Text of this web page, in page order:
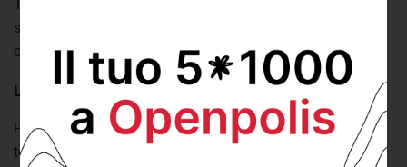
Tra il 3% e il 4% degli abitanti di
soggetti al rischio, mentre la quota supera il 14% nel
comune di Chieti.
L'impatto del rischio alluvioni in Abruzzo
Per quanto riguarda il rischio di alluvioni, Ispra distingue i
territori in base alla probabilità che ricadano in uno dei 3